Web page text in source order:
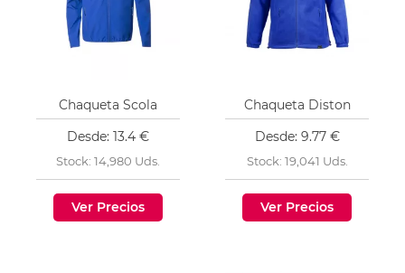
Chaqueta Scola
Desde: 13.4 €
Stock: 14,980 Uds.
Ver Precios
Chaqueta Diston
Desde: 9.77 €
Stock: 19,041 Uds.
Ver Precios